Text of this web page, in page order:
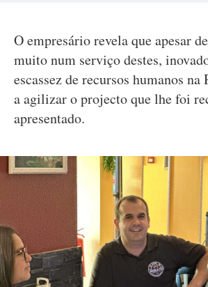
O empresário revela que apesar
muito num serviço destes,
escassez de recursos humanos
a agilizar o projecto que lhe foi
apresentado.